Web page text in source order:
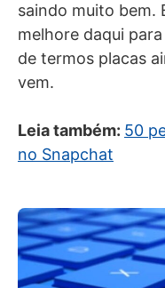
saindo muito bem.
melhore daqui
de termos placas
vem.
Leia também: 50
no Snapchat